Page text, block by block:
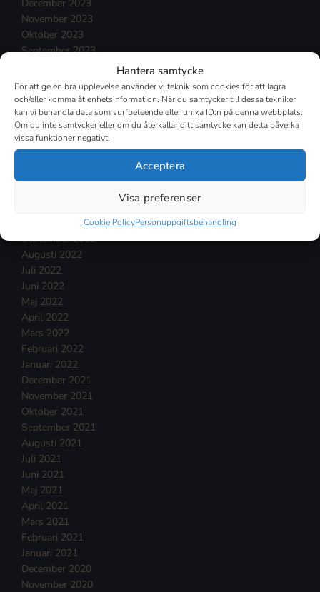
Hantera samtycke
För att ge en bra upplevelse använder vi teknik som cookies för att lagra
och/eller komma åt enhetsinformation. När du samtycker till dessa tekniker
kan vi behandla data som surfbeteende eller unika ID:n på denna webbplats.
Om du inte samtycker eller om du återkallar ditt samtycke kan detta påverka
vissa funktioner negativt.
Acceptera
Visa preferenser
Cookie PolicyPersonuppgiftsbehandling
December 2023
November 2023
Oktober 2023
September 2023
Juli 2023
Juni 2023
Maj 2023
April 2023
Mars 2023
September 2022
Augusti 2022
Juli 2022
Juni 2022
Maj 2022
April 2022
Mars 2022
Februari 2022
Januari 2022
December 2021
November 2021
Oktober 2021
September 2021
Augusti 2021
Juli 2021
Juni 2021
Maj 2021
April 2021
Mars 2021
Februari 2021
Januari 2021
December 2020
November 2020